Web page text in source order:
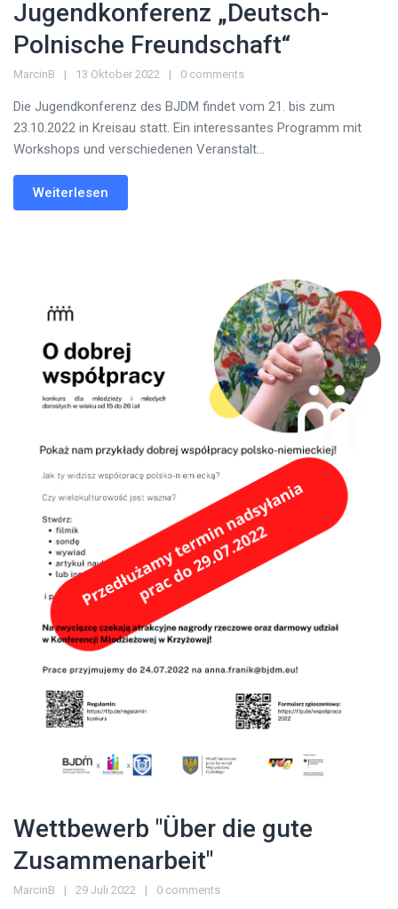
Jugendkonferenz „Deutsch-
Polnische Freundschaft“
MarcinB 13 Oktober 2022 0 comments
Die Jugendkonferenz des BJDM findet vom 21. bis zum
23.10.2022 in Kreisau statt. Ein interessantes Programm mit
Workshops und verschiedenen Veranstalt...
Weiterlesen
Wettbewerb "Über die gute
Zusammenarbeit"
MarcinB 29 Juli 2022 0 comments